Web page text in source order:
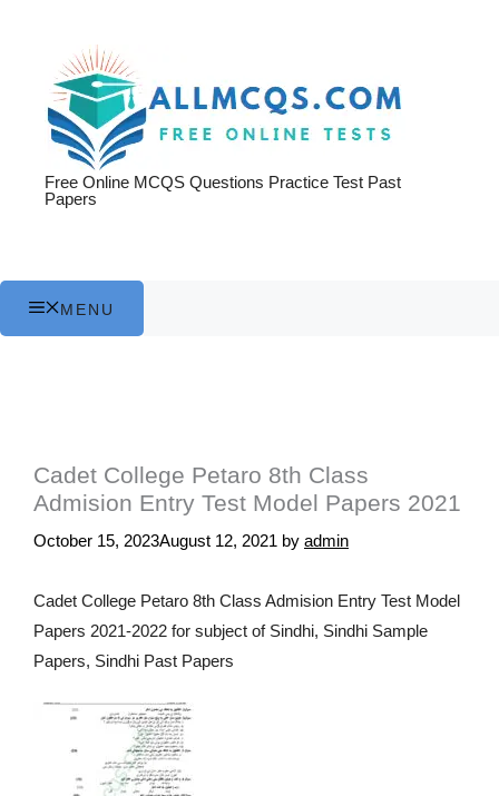
Free Online MCQS Questions Practice Test Past
Papers
MENU
Cadet College Petaro 8th Class
Admision Entry Test Model Papers 2021
October 15, 2023August 12, 2021 by admin
Cadet College Petaro 8th Class Admision Entry Test Model
Papers 2021-2022 for subject of Sindhi, Sindhi Sample
Papers, Sindhi Past Papers